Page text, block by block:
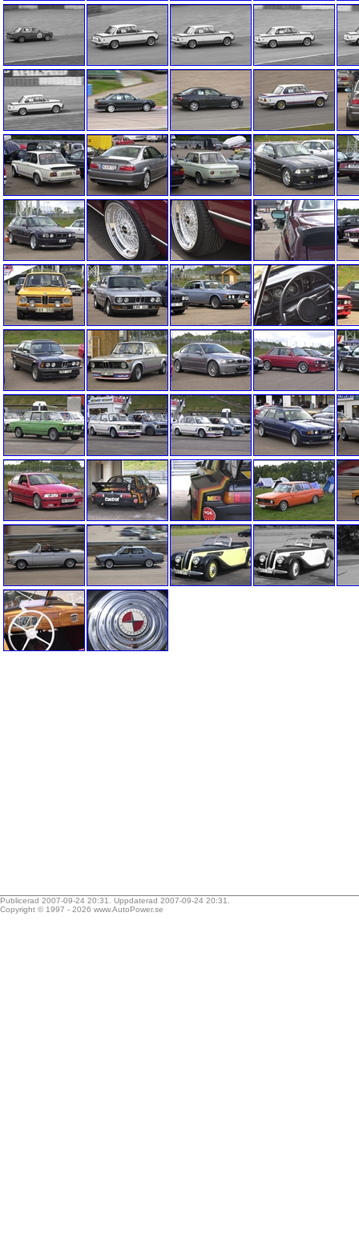
Publicerad 2007-09-24 20:31. Uppdaterad 2007-09-24 20:31.
Copyright © 1997 - 2026 www.AutoPower.se